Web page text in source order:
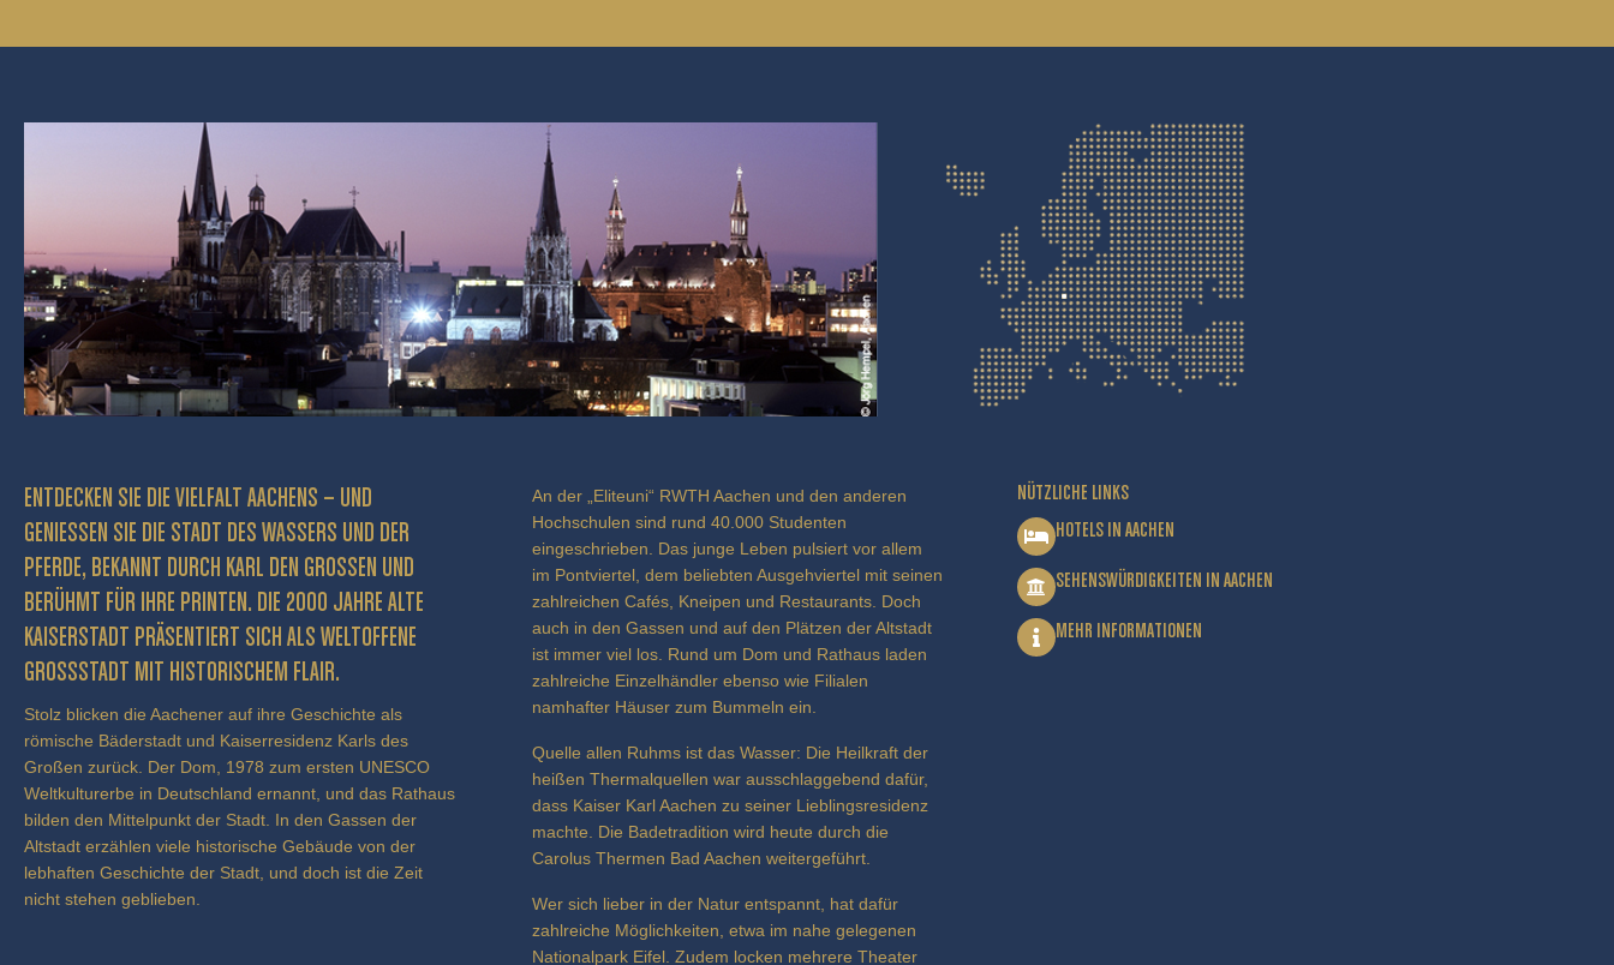
ENTDECKEN SIE DIE VIELFALT AACHENS – UND
GENIESSEN SIE DIE STADT DES WASSERS UND DER P
FERDE, BEKANNT DURCH KARL DEN GROSSEN UND BE
RÜHMT FÜR IHRE PRINTEN. DIE 2000 JAHRE ALTE KA
ISERSTADT PRÄSENTIERT SICH ALS WELTOFFENE GR
OSSSTADT MIT HISTORISCHEM FLAIR.
Stolz blicken die Aachener auf ihre Geschichte als
römische Bäderstadt und Kaiserresidenz Karls des
Großen zurück. Der Dom, 1978 zum ersten UNESCO
Weltkulturerbe in Deutschland ernannt, und das Rathaus
bilden den Mittelpunkt der Stadt. In den Gassen der
Altstadt erzählen viele historische Gebäude von der
lebhaften Geschichte der Stadt, und doch ist die Zeit
nicht stehen geblieben.
An der „Eliteuni“ RWTH Aachen und den anderen
Hochschulen sind rund 40.000 Studenten
eingeschrieben. Das junge Leben pulsiert vor allem
im Pontviertel, dem beliebten Ausgehviertel mit seinen
zahlreichen Cafés, Kneipen und Restaurants. Doch
auch in den Gassen und auf den Plätzen der Altstadt
ist immer viel los. Rund um Dom und Rathaus laden
zahlreiche Einzelhändler ebenso wie Filialen
namhafter Häuser zum Bummeln ein.
Quelle allen Ruhms ist das Wasser: Die Heilkraft der
heißen Thermalquellen war ausschlaggebend dafür,
dass Kaiser Karl Aachen zu seiner Lieblingsresidenz
machte. Die Badetradition wird heute durch die
Carolus Thermen Bad Aachen weitergeführt.
Wer sich lieber in der Natur entspannt, hat dafür
zahlreiche Möglichkeiten, etwa im nahe gelegenen
Nationalpark Eifel. Zudem locken mehrere Theater
NÜTZLICHE LINKS
HOTELS IN AACHEN
SEHENSWÜRDIGKEITEN IN AACHEN
MEHR INFORMATIONEN